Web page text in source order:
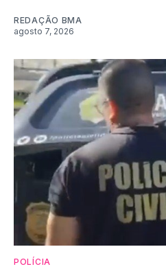
REDAÇÃO BMA
agosto 7, 2026
POLÍCIA